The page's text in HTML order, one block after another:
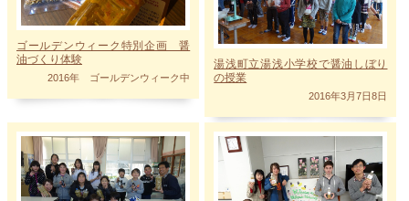
ゴールデンウィーク特別企画 醤
油づくり体験
2016年 ゴールデンウィーク中
湯浅町立湯浅小学校で醤油しぼり
の授業
2016年3月7日8日